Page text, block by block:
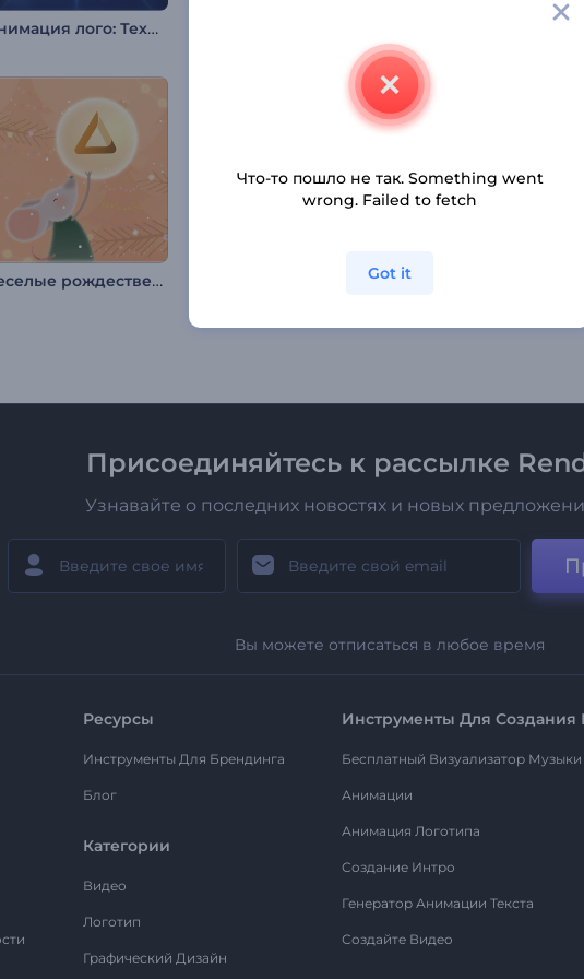
Анимация лого: Технологические пиксели
Веселые рождественские мышки. Вступление
Присоединяйтесь к рассылке
Узнавайте о последних новостях и новых
Вы можете отписаться в любое время
Ресурсы
Инструменты Для Брендинга
Блог
Категории
Видео
Логотип
Графический Дизайн
Инструменты Для Создания
Бесплатный Визуализатор Музыки
Анимации
Анимация Логотипа
Создание Интро
Генератор Анимации Текста
Создайте Видео
Что-то пошло не так. Something went
wrong. Failed to fetch
Got it